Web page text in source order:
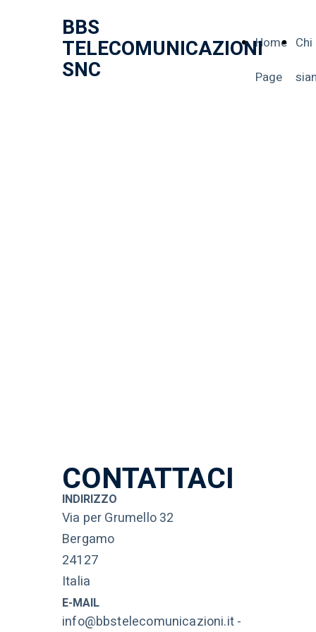
BBS
TELECOMUNICAZIONI
SNC
Home
Page
Chi
CONTATTACI
INDIRIZZO
Via per Grumello 32
Bergamo
24127
Italia
E-MAIL
info@bbstelecomunicazioni.it -